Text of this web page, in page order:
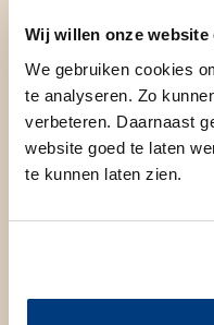
Wij willen onze website
We gebruiken cookies
te analyseren. Zo
verbeteren. Daarnaast
website goed te laten
te kunnen laten zien.
Voedingsrichtlijn:
Keel amandelen
Eerste en tweede